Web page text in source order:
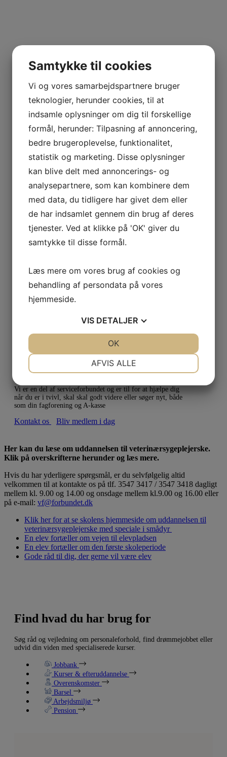
Om uddannelsen
Vi er en del af serviceforbundet og er til for at hjælpe dig
når du er i tvivl, skal skal godt videre eller søger nyt, både
som din fagforening og A-kasse
Kontakt os Bliv medlem i dag
Her kan du læse om uddannelsen til veterinærsygeplejerske.
Klik på overskrifterne herunder og læs mere.
Hvis du har yderligere spørgsmål, er du selvfølgelig altid
velkommen til at kontakte os på tlf. 3547 3417 / 3547 3418 dagligt
mellem kl. 9.00 og 14.00 og onsdage mellem kl.9.00 og 16.00 eller
på e-mail: vf@forbundet.dk
Klik her for at se skolens hjemmeside om uddannelsen til
veterinærsygeplejerske med speciale i smådyr
En elev fortæller om vejen til elevpladsen
En elev fortæller om den første skoleperiode
Gode råd til dig, der gerne vil være elev
Find hvad du har brug for
Søg råd og vejledning om personaleforhold, find drømmejobbet eller
udvid din viden med specialiserede kurser.
Jobbank
Kurser & efteruddannelse
Overenskomster
Barsel
Arbejdsmiljø
Pension
Samtykke til cookies
Vi og vores samarbejdspartnere bruger
teknologier, herunder cookies, til at
indsamle oplysninger om dig til forskellige
formål, herunder: Tilpasning af annoncering,
bedre brugeroplevelse, funktionalitet,
statistik og marketing. Disse oplysninger
kan blive delt med annoncerings- og
analysepartnere, som kan kombinere dem
med data, du tidligere har givet dem eller
de har indsamlet gennem din brug af deres
tjenester. Ved at klikke på 'OK' giver du
samtykke til disse formål.
Læs mere om vores brug af cookies og
behandling af persondata på vores
hjemmeside.
VIS DETALJER
MARKETING STATISTIK
AFVIS ALLE
OK